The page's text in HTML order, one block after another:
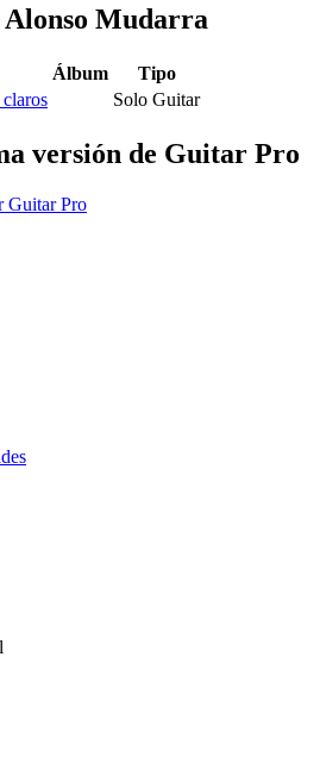
Alonso Mudarra
Álbum
Tipo
Solo Guitar
versión de Guitar Pro
Guitar Pro